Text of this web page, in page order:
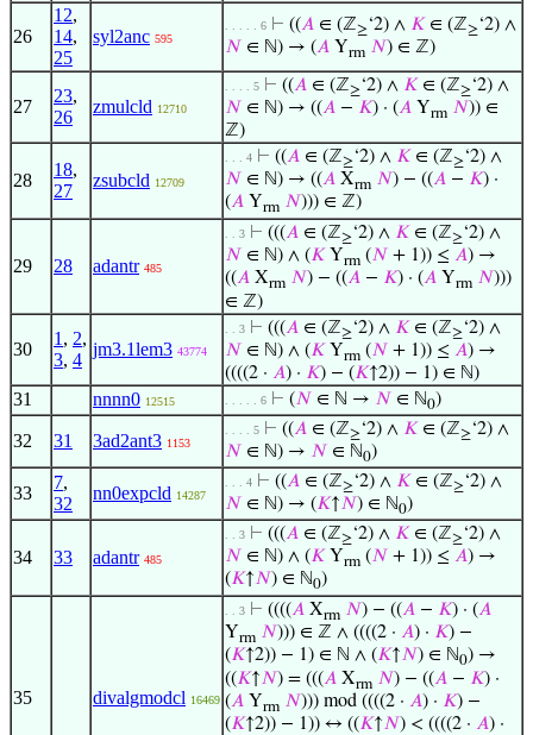
26
12,
14,
25
syl2anc 595
. . . . . 6 ⊢ ((𝐴 ∈ (ℤ≥‘2) ∧ 𝐾 ∈ (ℤ≥‘2) ∧
𝑁 ∈ ℕ) → (𝐴 Yrm 𝑁) ∈ ℤ)
27
23,
26
zmulcld 12710
. . . . 5 ⊢ ((𝐴 ∈ (ℤ≥‘2) ∧ 𝐾 ∈ (ℤ≥‘2) ∧
𝑁 ∈ ℕ) → ((𝐴 − 𝐾) · (𝐴 Yrm 𝑁)) ∈
ℤ)
28
18,
27
zsubcld 12709
. . . 4 ⊢ ((𝐴 ∈ (ℤ≥‘2) ∧ 𝐾 ∈ (ℤ≥‘2) ∧
𝑁 ∈ ℕ) → ((𝐴 Xrm 𝑁) − ((𝐴 − 𝐾) ·
(𝐴 Yrm 𝑁))) ∈ ℤ)
29 28 adantr 485
. . 3 ⊢ (((𝐴 ∈ (ℤ≥‘2) ∧ 𝐾 ∈ (ℤ≥‘2) ∧
𝑁 ∈ ℕ) ∧ (𝐾 Yrm (𝑁 + 1)) ≤ 𝐴) →
((𝐴 Xrm 𝑁) − ((𝐴 − 𝐾) · (𝐴 Yrm 𝑁)))
∈ ℤ)
30
1 , 2,
3, 4
jm3.1lem3 43774
. . 3 ⊢ (((𝐴 ∈ (ℤ≥‘2) ∧ 𝐾 ∈ (ℤ≥‘2) ∧
𝑁 ∈ ℕ) ∧ (𝐾 Yrm (𝑁 + 1)) ≤ 𝐴) →
((((2 · 𝐴) · 𝐾) − (𝐾↑2)) − 1) ∈ ℕ)
31 nnnn0 12515 . . . . . 6 ⊢ (𝑁 ∈ ℕ → 𝑁 ∈ ℕ0)
32 31 3ad2ant3 1153
. . . . 5 ⊢ ((𝐴 ∈ (ℤ≥‘2) ∧ 𝐾 ∈ (ℤ≥‘2) ∧
𝑁 ∈ ℕ) → 𝑁 ∈ ℕ0)
33
7,
32
nn0expcld 14287
. . . 4 ⊢ ((𝐴 ∈ (ℤ≥‘2) ∧ 𝐾 ∈ (ℤ≥‘2) ∧
𝑁 ∈ ℕ) → (𝐾↑𝑁) ∈ ℕ0)
34 33 adantr 485
. . 3 ⊢ (((𝐴 ∈ (ℤ≥‘2) ∧ 𝐾 ∈ (ℤ≥‘2) ∧
𝑁 ∈ ℕ) ∧ (𝐾 Yrm (𝑁 + 1)) ≤ 𝐴) →
(𝐾↑𝑁) ∈ ℕ0)
35 divalgmodcl 16469
. . 3 ⊢ ((((𝐴 Xrm 𝑁) − ((𝐴 − 𝐾) · (𝐴
Yrm 𝑁))) ∈ ℤ ∧ ((((2 · 𝐴) · 𝐾) −
(𝐾↑2)) − 1) ∈ ℕ ∧ (𝐾↑𝑁) ∈ ℕ0) →
((𝐾↑𝑁) = (((𝐴 Xrm 𝑁) − ((𝐴 − 𝐾) ·
(𝐴 Yrm 𝑁))) mod ((((2 · 𝐴) · 𝐾) −
(𝐾↑2)) − 1)) ↔ ((𝐾↑𝑁) < ((((2 · 𝐴) ·